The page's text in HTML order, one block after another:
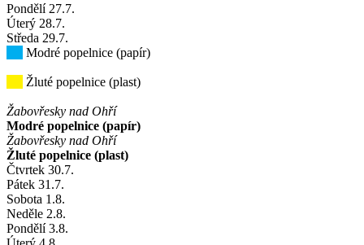
Pondělí 27.7.
Úterý 28.7.
Středa 29.7.
Modré popelnice (papír)
Žluté popelnice (plast)
Žabovřesky nad Ohří
Modré popelnice (papír)
Žabovřesky nad Ohří
Žluté popelnice (plast)
Čtvrtek 30.7.
Pátek 31 .7.
Sobota 1 .8.
Neděle 2.8.
Pondělí3.8.